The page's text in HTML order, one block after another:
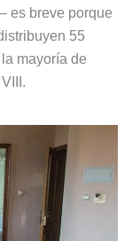
es breve porque
55
mayoría de